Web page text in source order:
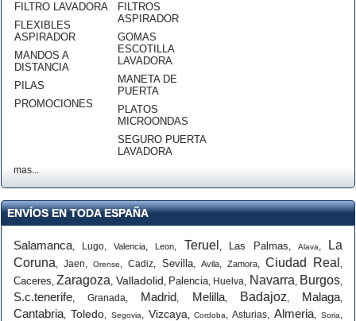
FILTRO LAVADORA
FLEXIBLES
ASPIRADOR
MANDOS A
DISTANCIA
PILAS
PROMOCIONES
FILTROS
ASPIRADOR
GOMAS
ESCOTILLA
LAVADORA
MANETA DE
PUERTA
PLATOS
MICROONDAS
SEGURO PUERTA
LAVADORA
mas...
ENVÍOS EN TODA ESPAÑA
Salamanca, Lugo,Valencia,Leon, Teruel , Las Palmas, Alava,
La
Coruna,Jaen,Orense,Cadiz, Sevilla, Avila, Zamora, Ciudad Real ,
Caceres,Zaragoza, Valladolid, Palencia, Huelva, Navarra, Burgos,
S.c.tenerife,Granada, Madrid, Melilla, Badajoz, Malaga,
Cantabria, Toledo, Segovia, Vizcaya,Cordoba,Asturias,Almeria,Soria,